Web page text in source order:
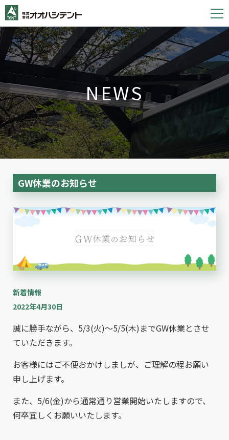
i
c
o
n
t
e
NEWS
GW休業のお知らせ
新着情報
2022年4月30日
誠に勝手ながら、5/3(火)～5/5(木)までGW休業とさせ
ていただきます。
お客様にはご不便おかけしましが、ご理解の程お願い
申し上げます。
また、5/6(金)から通常通り営業開始いたしますので、
何卒宜しくお願いいたします。